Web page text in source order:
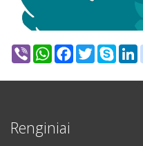
Viber WhatsAppFacebook
TwitterSkype
Renginiai